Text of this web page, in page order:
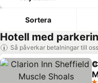
Sortera
Hotell med
Så påverkar betalningar till